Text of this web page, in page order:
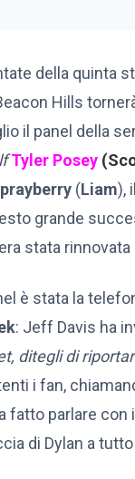
della quinta
Hills
il panel della
Tyler Posey
(Liam),
grande
stata rinnovata
è stata la
: Jeff Davis ha
ditegli di
i fan,
fatto parlare con
di Dylan a